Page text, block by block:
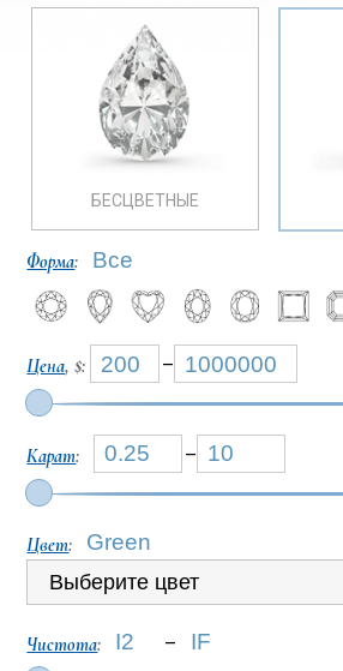
БЕСЦВЕТНЫЕ
Форма:
Цена, $: –
Карат: –
Цвет:
Выберите цвет
Чистота: –